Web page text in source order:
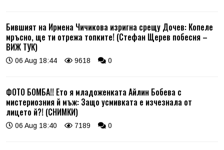
Бившият на Ирмена Чичикова изригна срещу Дочев: Копеле
мръсно, ще ти отрежа топките! (Стефан Щерев побесня –
ВИЖ ТУК)
06 Aug 18:44 9618 0
ФОТО БОМБА!! Ето я младоженката Айлин Бобева с
мистериозния й мъж: Защо усмивката е изчезнала от
лицето й?! (СНИМКИ)
06 Aug 18:40 7189 0